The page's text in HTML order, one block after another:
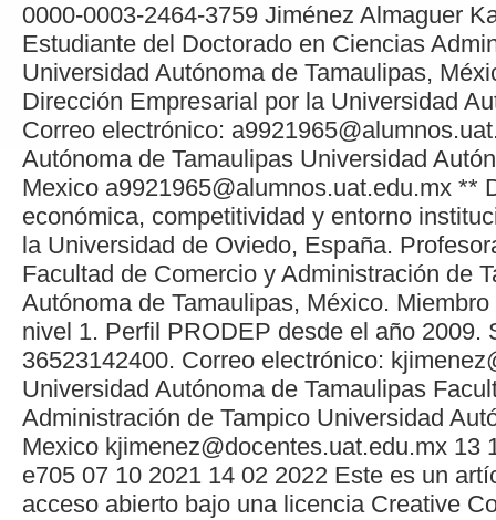
0000-0003-2464-3759 Jiménez Almaguer
Estudiante del Doctorado en Ciencias
Universidad Autónoma de Tamaulipas,
Dirección Empresarial por la Universidad
Correo electrónico:
Autónoma de Tamaulipas Universidad
Mexico a9921965@alumnos.uat.edu.mx **
económica, competitividad y entorno
la Universidad de Oviedo, España.
Facultad de Comercio y Administración de
Autónoma de Tamaulipas, México.
nivel 1. Perfil PRODEP desde el año 2009.
36523142400. Correo electrónico:
Universidad Autónoma de Tamaulipas
Administración de Tampico Universidad
Mexico kjimenez@docentes.uat.edu.mx 13
e705 07 10 2021 14 02 2022 Este es un
acceso abierto bajo una licencia Creative